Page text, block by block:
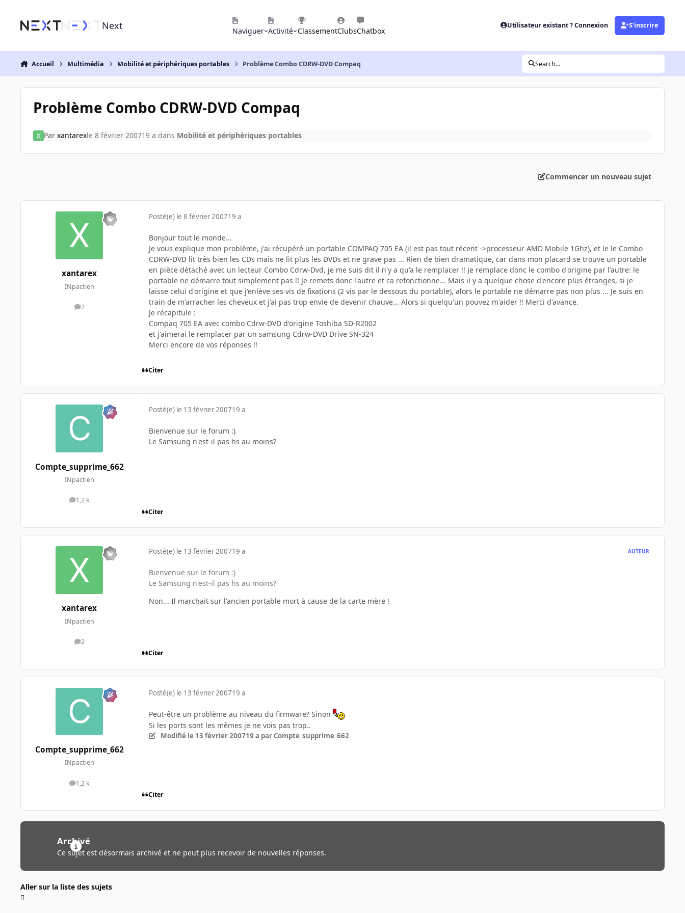
Next Naviguer Activité ClassementClubsChatbox
Utilisateur existant ? Connexion S’inscrire
Accueil Multimédia Mobilité et périphériques portables Problème Combo CDRW-DVD Compaq Search...
Problème Combo CDRW-DVD Compaq
Par xantarexle 8 février 200719 a dans Mobilité et périphériques portables
Commencer un nouveau sujet
xantarex
INpactien
2
messages
Posté(e) le 8 février 200719 a
Bonjour tout le monde...
Je vous explique mon problème, j'ai récupéré un portable COMPAQ 705 EA (il est pas tout récent ->processeur AMD Mobile 1Ghz), et le le Combo
CDRW-DVD lit très bien les CDs mais ne lit plus les DVDs et ne grave pas ... Rien de bien dramatique, car dans mon placard se trouve un portable
en pièce détaché avec un lecteur Combo Cdrw-Dvd, je me suis dit il n'y a qu'a le remplacer !! Je remplace donc le combo d'origine par l'autre: le
portable ne démarre tout simplement pas !! Je remets donc l'autre et ca refonctionne... Mais il y a quelque chose d'encore plus étranges, si je
laisse celui d'origine et que j'enlève ses vis de fixations (2 vis par le dessous du portable), alors le portable ne démarre pas non plus ... Je suis en
train de m'arracher les cheveux et j'ai pas trop envie de devenir chauve... Alors si quelqu'un pouvez m'aider !! Merci d'avance.
Je récapitule :
Compaq 705 EA avec combo Cdrw-DVD d'origine Toshiba SD-R2002
et j'aimerai le remplacer par un samsung Cdrw-DVD Drive SN-324
Merci encore de vos réponses !!
Citer
Compte_supprime_662
INpactien
1,2 k
messages
Posté(e) le 13 février 200719 a
Bienvenue sur le forum :)
Le Samsung n'est-il pas hs au moins?
Citer
xantarex
INpactien
2
messages
Posté(e) le 13 février 200719 a AUTEUR
Bienvenue sur le forum :)
Le Samsung n'est-il pas hs au moins?
Non... Il marchait sur l'ancien portable mort à cause de la carte mère !
Citer
Compte_supprime_662
INpactien
1,2 k
messages
Posté(e) le 13 février 200719 a
Peut-être un problème au niveau du firmware? Sinon
Si les ports sont les mêmes je ne vois pas trop..
Modifié le 13 février 200719 a par Compte_supprime_662
Citer
Archivé
Ce sujet est désormais archivé et ne peut plus recevoir de nouvelles réponses.
Aller sur la liste des sujets